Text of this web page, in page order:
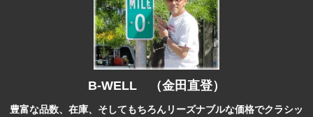
B-WELL （金田直登）
豊富な品数、在庫、そしてもちろんリーズナブルな価格でクラシッ